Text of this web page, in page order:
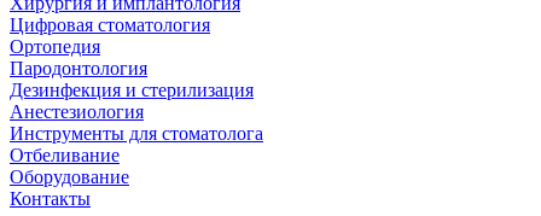
Цифровая стоматология
Ортопедия
Пародонтология
Дезинфекция и стерилизация
Анестезиология
Инструменты для стоматолога
Отбеливание
Оборудование
Контакты